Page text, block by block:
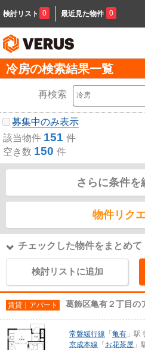
検討リスト 0 最近見た物件 0
冷房の検索結果一覧
再検索
募集中のみ表示
該当物件 151 件
空き数 150 件
さらに条件を
物件リク
チェックした物件をまとめて
検討リストに追加
賃貸｜アパート 葛飾区亀有２丁目の
常磐緩行線 「 亀有 」駅
京成本線 「 お花茶屋 」